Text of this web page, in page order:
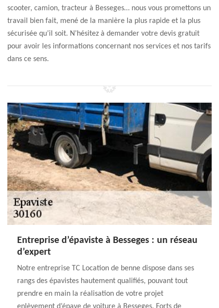
scooter, camion, tracteur à Besseges… nous vous promettons un
travail bien fait, mené de la manière la plus rapide et la plus
sécurisée qu’il soit. N’hésitez à demander votre devis gratuit
pour avoir les informations concernant nos services et nos tarifs
dans ce sens.
Entreprise d’épaviste à Besseges : un réseau
d’expert
Notre entreprise TC Location de benne dispose dans ses
rangs des épavistes hautement qualifiés, pouvant tout
prendre en main la réalisation de votre projet